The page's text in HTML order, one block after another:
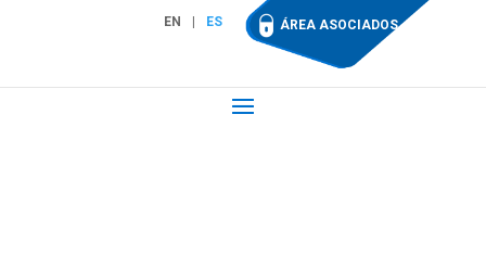
EN ES ÁREA ASOCIADOS